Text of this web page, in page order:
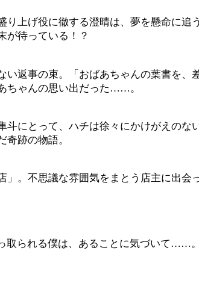
上げ役に徹する澄晴は、夢を懸命に追
が待っている！？
返事の束。「おばあちゃんの葉書を、
ちゃんの思い出だった……。
にとって、ハチは徐々にかけがえの
跡の物語。
。不思議な雰囲気をまとう店主に出会
られる僕は、あることに気づいて……